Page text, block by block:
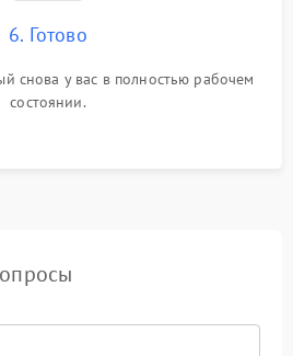
6. Готово
снова у вас в полностью рабочем
состоянии.